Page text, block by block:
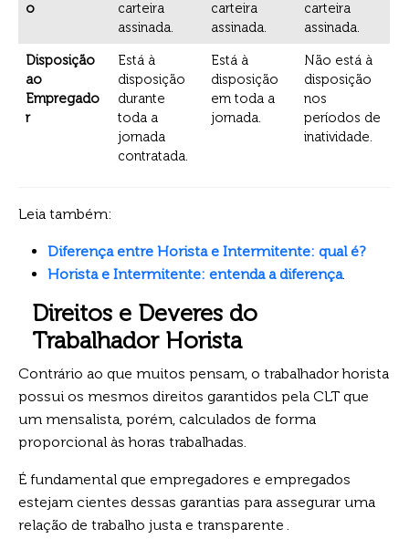
o
carteira
assinada.
carteira
assinada.
carteira
assinada.
Disposição
ao
Empregado
r
Está à
disposição
durante
toda a
jornada
contratada.
Está à
disposição
em toda a
jornada.
Não está à
disposição
nos
períodos de
inatividade.
Leia também:
Diferença entre Horista e Intermitente: qual é?
Horista e Intermitente: entenda a diferença.
Direitos e Deveres do
Trabalhador Horista
Contrário ao que muitos pensam, o trabalhador horista
possui os mesmos direitos garantidos pela CLT que
um mensalista, porém, calculados de forma
proporcional às horas trabalhadas.
É fundamental que empregadores e empregados
estejam cientes dessas garantias para assegurar uma
relação de trabalho justa e transparente .